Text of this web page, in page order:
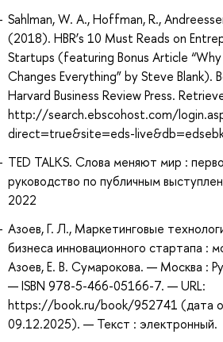
Sahlman, W. A., Hoffman, R.,
(2018). HBR’s 10 Must Reads on
Startups (featuring Bonus Article
Changes Everything” by Steve Blank).
Harvard Business Review Press.
http://search.ebscohost.com/
direct=true&site=eds-
TED TALKS. Слова меняют мир :
руководство по публичным
2022
Азоев, Г. Л., Маркетинговые
бизнеса инновационного стартапа :
Азоев, Е. В. Сумарокова. — Москва :
— ISBN 978-5-466-05166-7. — URL:
https://book.ru/book/952741 (дата
09.12.2025). — Текст : электронный.